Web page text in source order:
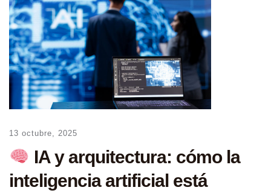
13 octubre, 2025
IA y arquitectura: cómo la
inteligencia artificial está